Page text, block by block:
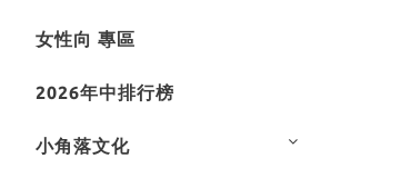
女性向 專區
2026年中排行榜
小角落文化